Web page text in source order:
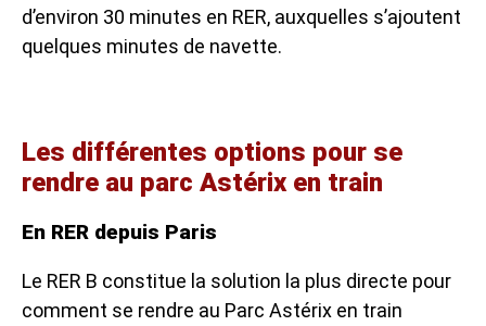
d’environ 30 minutes en RER, auxquelles s’ajoutent
quelques minutes de navette.
Les différentes options pour se
rendre au parc Astérix en train
En RER depuis Paris
Le RER B constitue la solution la plus directe pour
comment se rendre au Parc Astérix en train